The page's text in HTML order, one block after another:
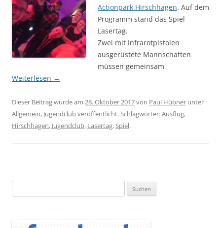
Actionpark Hirschhagen. Auf dem
Programm stand das Spiel
Lasertag.
Zwei mit Infrarotpistolen
ausgerüstete Mannschaften
müssen gemeinsam
Weiterlesen →
Dieser Beitrag wurde am 28. Oktober 2017von Paul Hübner unter
Allgemein, Jugendclubveröffentlicht. Schlagwörter:Ausflug,
Hirschhagen, Jugendclub, Lasertag,Spiel.
nach: